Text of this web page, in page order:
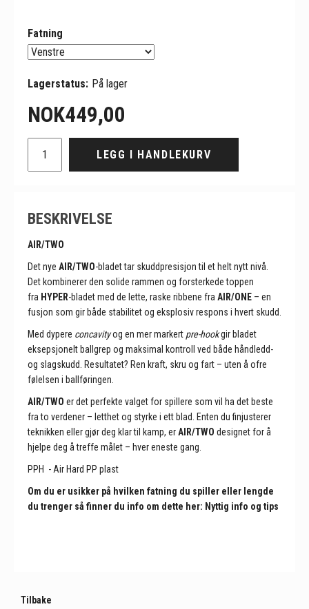
Fatning
Lagerstatus: På lager
NOK449,00
LEGG I HANDLEKURV
BESKRIVELSE
AIR/TWO
Det nye AIR/TWO-bladet tar skuddpresisjon til et helt nytt nivå.
Det kombinerer den solide rammen og forsterkede toppen
fra HYPER-bladet med de lette, raske ribbene fra AIR/ONE – en
fusjon som gir både stabilitet og eksplosiv respons i hvert skudd.
Med dypere concavityog en mer markert pre-hookgir bladet
eksepsjonelt ballgrep og maksimal kontroll ved både håndledd-
og slagskudd. Resultatet? Ren kraft, skru og fart – uten å ofre
følelsen i ballføringen.
AIR/TWO er det perfekte valget for spillere som vil ha det beste
fra to verdener – letthet og styrke i ett blad. Enten du finjusterer
teknikken eller gjør deg klar til kamp, erAIR/TWO designet for å
hjelpe deg å treffe målet – hver eneste gang.
PPH - Air Hard PP plast
Om du er usikker på hvilken fatning du spiller eller lengde
du trenger så finner du info om dette her: Nyttig info og tips
Tilbake